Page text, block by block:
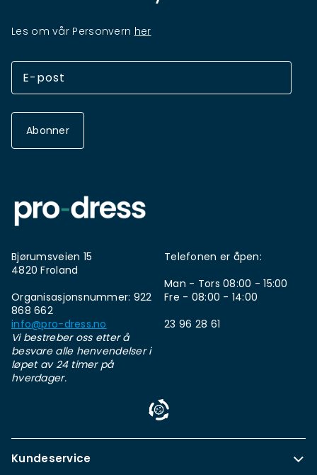
Les om vår Personvern her
Abonner
Bjørumsveien 15
4820 Froland
Organisasjonsnummer: 922
868 662
info@pro-dress.no
Vi bestreber oss etter å
besvare alle henvendelser i
løpet av 24 timer på
hverdager.
Telefonen er åpen:
Man - Tors 08:00 - 15:00
Fre - 08:00 - 14:00
23 96 28 61
Kundeservice